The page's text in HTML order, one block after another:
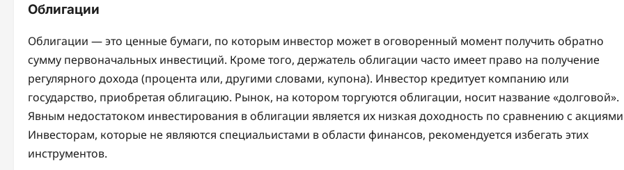
Облигации
Облигации — это ценные бумаги, по которым инвестор может в оговоренный момент получить обратно
сумму первоначальных инвестиций. Кроме того, держатель облигации часто имеет право на получение
регулярного дохода (процента или, другими словами, купона). Инвестор кредитует компанию или
государство, приобретая облигацию. Рынок, на котором торгуются облигации, носит название «долговой».
Явным недостатоком инвестирования в облигации является их низкая доходность по сравнению с
Инвесторам, которые не являются специальистами в области финансов, рекомендуется избегать этих
инструментов.